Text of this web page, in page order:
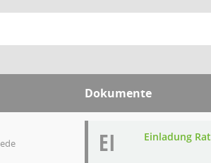
Dokumente
EI Einladung Rat